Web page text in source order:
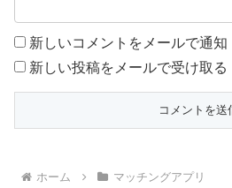
新しいコメントをメールで通知
新しい投稿をメールで受け取る
ホーム マッチングアプリ